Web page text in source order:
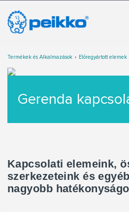
Termékek és Alkalmazások Előregyártott elemek
Gerenda
Kapcsolati elemeink,
szerkezeteink és
nagyobb